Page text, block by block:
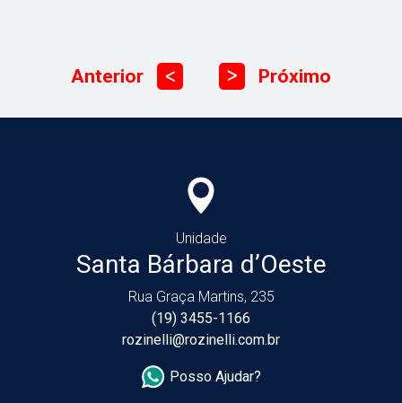
Anterior ᐳ ᐳ Próximo
Unidade
Santa Bárbara d’Oeste
Rua Graça Martins, 235
(19) 3455-1166
rozinelli@rozinelli.com.br
Posso Ajudar?